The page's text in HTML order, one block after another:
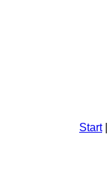
Start|